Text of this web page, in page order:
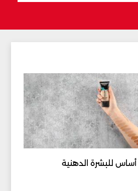
للبشرة الدهنية